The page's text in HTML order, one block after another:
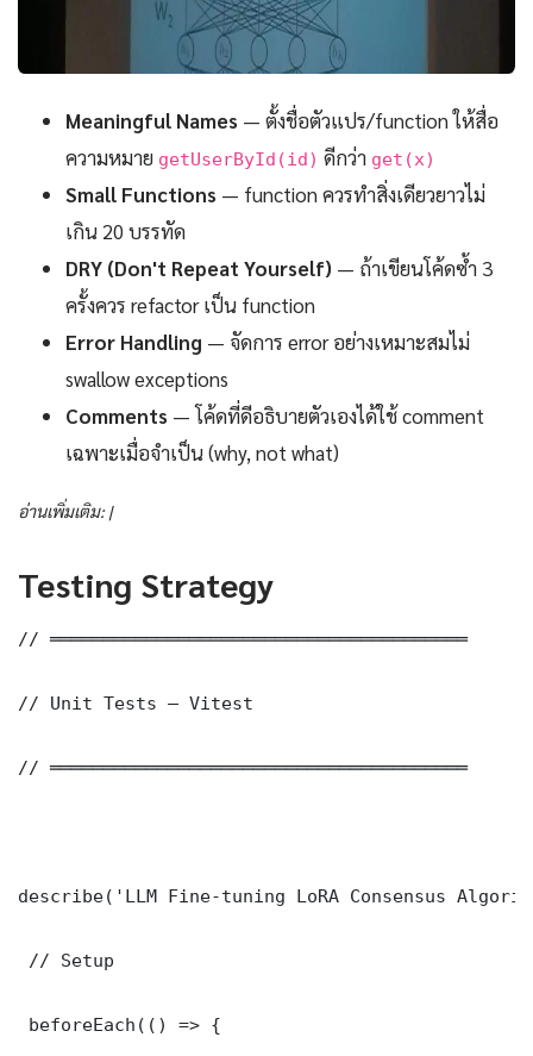
Meaningful Names — ตั้งชื่อตัวแปร/function ให้สื่อ
ความหมาย getUserById(id) ดีกว่า get(x)
Small Functions — function ควรทำสิ่งเดียวยาวไม่
เกิน 20 บรรทัด
DRY (Don't Repeat Yourself) — ถ้าเขียนโค้ดซ้ำ 3
ครั้งควร refactor เป็น function
Error Handling — จัดการ error อย่างเหมาะสมไม่
swallow exceptions
Comments — โค้ดที่ดีอธิบายตัวเองได้ใช้ comment
เฉพาะเมื่อจำเป็น (why, not what)
อ่านเพิ่มเติม: |
Testing Strategy
// ═══════════════════════════════════════
// Unit Tests — Vitest
// ═══════════════════════════════════════
describe('LLM Fine-tuning LoRA Consensus
// Setup
beforeEach(() => {